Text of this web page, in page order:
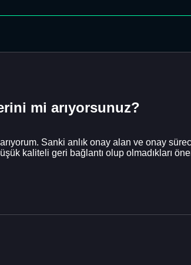
mi arıyorsunuz?
Sanki anlık onay alan ve onay
kaliteli geri bağlantı olup olmadıkları